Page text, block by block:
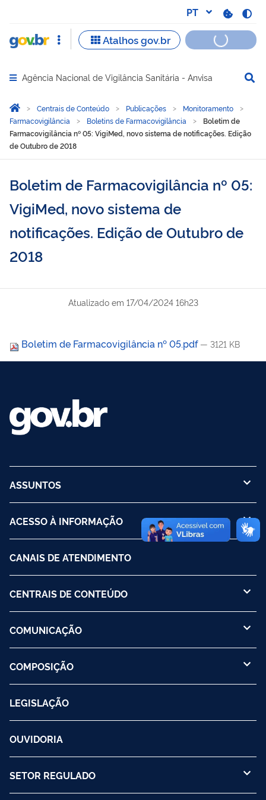
Abrir menu principal de navegação
Agência Nacional de Vigilância Sanitária - Anvisa
Você está aqui:
Página Inicial
Centrais de Conteúdo Publicações
Monitoramento
Farmacovigilância
Boletins de Farmacovigilância
Boletim de
Farmacovigilância nº 05: VigiMed, novo sistema de notificações. Edição
de Outubro de 2018
Boletim de Farmacovigilância nº 05:
VigiMed, novo sistema de
notificações. Edição de Outubro de
2018
Atualizado em 17/04/2024 16h23
Boletim de Farmacovigilância nº 05.pdf — 3121 KB
ASSUNTOS
ACESSO À INFORMAÇÃO
CANAIS DE ATENDIMENTO
CENTRAIS DE CONTEÚDO
COMUNICAÇÃO
COMPOSIÇÃO
LEGISLAÇÃO
OUVIDORIA
SETOR REGULADO